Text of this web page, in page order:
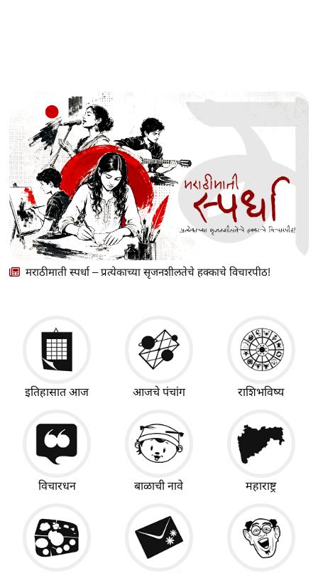
मराठीमाती स्पर्धा – प्रत्येकाच्या सृजनशीलतेचे हक्काचे विचारपीठ!
इतिहासात आज आजचे पंचांग राशिभविष्य
विचारधन बाळाची नावे महाराष्ट्र